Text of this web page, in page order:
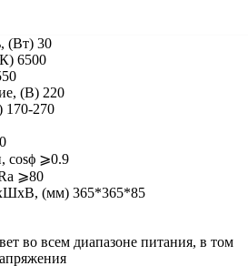
(Вт) 30
6500
(В) 220
170-270
cosϕ ⩾0.9
⩾80
(мм) 365*365*85
во всем диапазоне питания, в том